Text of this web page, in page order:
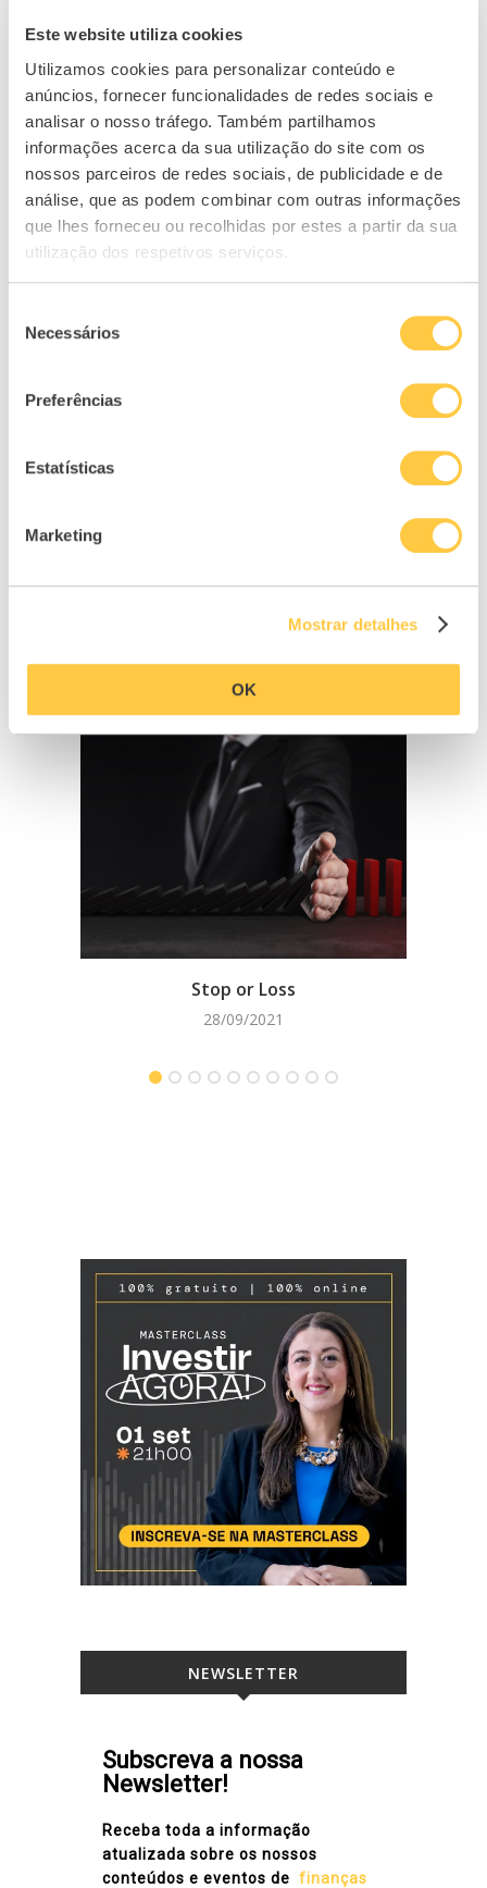
Este website utiliza cookies
Utilizamos cookies para personalizar conteúdo e
anúncios, fornecer funcionalidades de redes sociais e
analisar o nosso tráfego. Também partilhamos
informações acerca da sua utilização do site com os
nossos parceiros de redes sociais, de publicidade e de
análise, que as podem combinar com outras informações
que lhes forneceu ou recolhidas por estes a partir da sua
utilização dos respetivos serviços.
Necessários
Preferências
Estatísticas
Marketing
Mostrar detalhes
OK
MB Way? Saiba qual
pagamento
preferido dos
portugueses
20/04/2023
In "Gestão do
Dinheiro"
Conheça todas as
vantagens
08/09/2025
In "MoneyLab"
O que são e quais
as vantagens dos
19/02/2024
Dinheiro"
Certificados de Aforro vs Certificados
do Tesouro
próximo artigo
RELACIONADOS
Stop or Loss
28/09/2021
NEWSLETTER
Subscreva a nossa
Newsletter!
Receba toda a informação
atualizada sobre os nossos
conteúdos e eventos de finanças